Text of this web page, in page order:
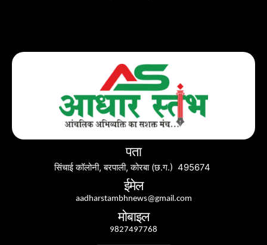
पता
सिंचाई कॉलोनी, बरपाली, कोरबा (छ.ग.) 495674
ईमेल
aadharstambhnews@gmail.com
मोबाइल
9827497768